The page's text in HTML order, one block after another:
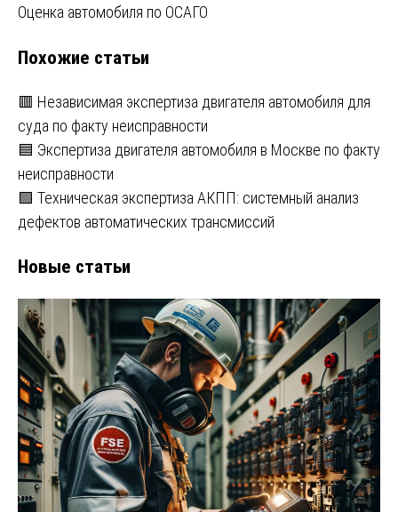
по
записям
Оценка автомобиля по ОСАГО
Похожие статьи
🟥 Независимая экспертиза двигателя автомобиля для
суда по факту неисправности
🟦 Экспертиза двигателя автомобиля в Москве по факту
неисправности
🟩 Техническая экспертиза АКПП: системный анализ
дефектов автоматических трансмиссий
Новые статьи